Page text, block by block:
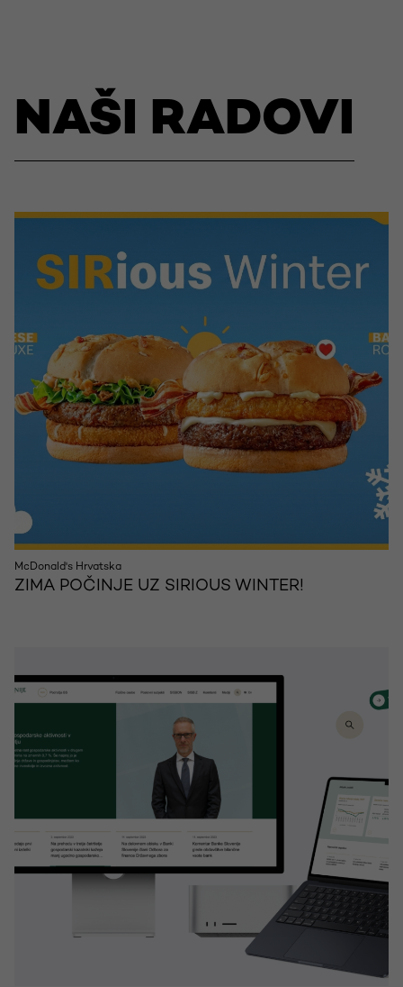
NAŠI RADOVI
McDonald's Hrvatska
ZIMA POČINJE UZ SIRIOUS WINTER!